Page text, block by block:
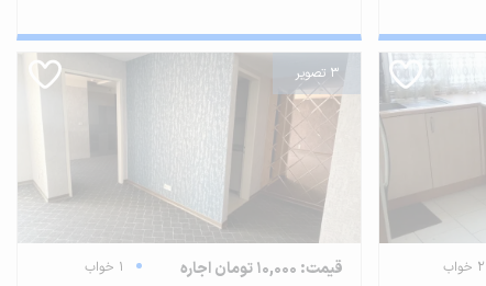
2 خواب
3 تصویر
قیمت: 10,000 تومان اجاره
1 خواب